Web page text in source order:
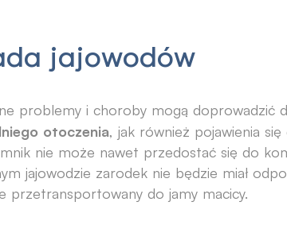
jajowodów
problemy i choroby mogą doprowadzić
otoczenia, jak również pojawienia
nie może nawet przedostać się do
jajowodzie zarodek nie będzie miał
przetransportowany do jamy macicy.